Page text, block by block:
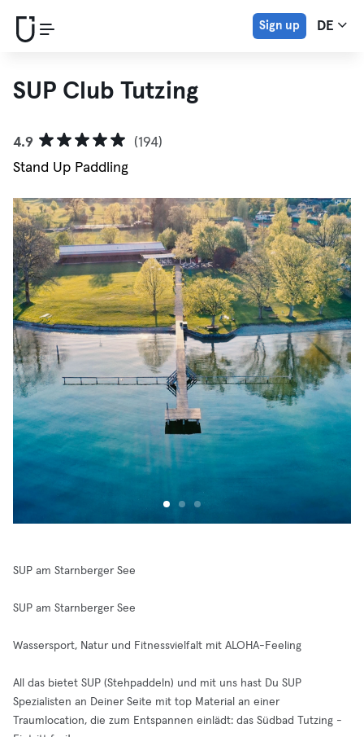
Sign up DE
SUP Club Tutzing
4.9
(194)
Stand Up Paddling
SUP am Starnberger See
SUP am Starnberger See
Wassersport, Natur und Fitnessvielfalt mit ALOHA-Feeling
All das bietet SUP (Stehpaddeln) und mit uns hast Du SUP
Spezialisten an Deiner Seite mit top Material an einer
Traumlocation, die zum Entspannen einlädt: das Südbad Tutzing -